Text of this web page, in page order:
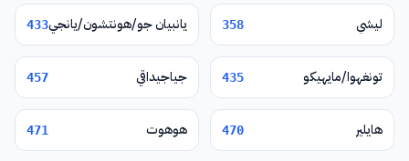
ليشي 358 يانبيان جو/هونتشون/يانجي433
تونغهوا/مايهيكو 435 جياجيداقي 457
هايلير 470 هوهوت 471